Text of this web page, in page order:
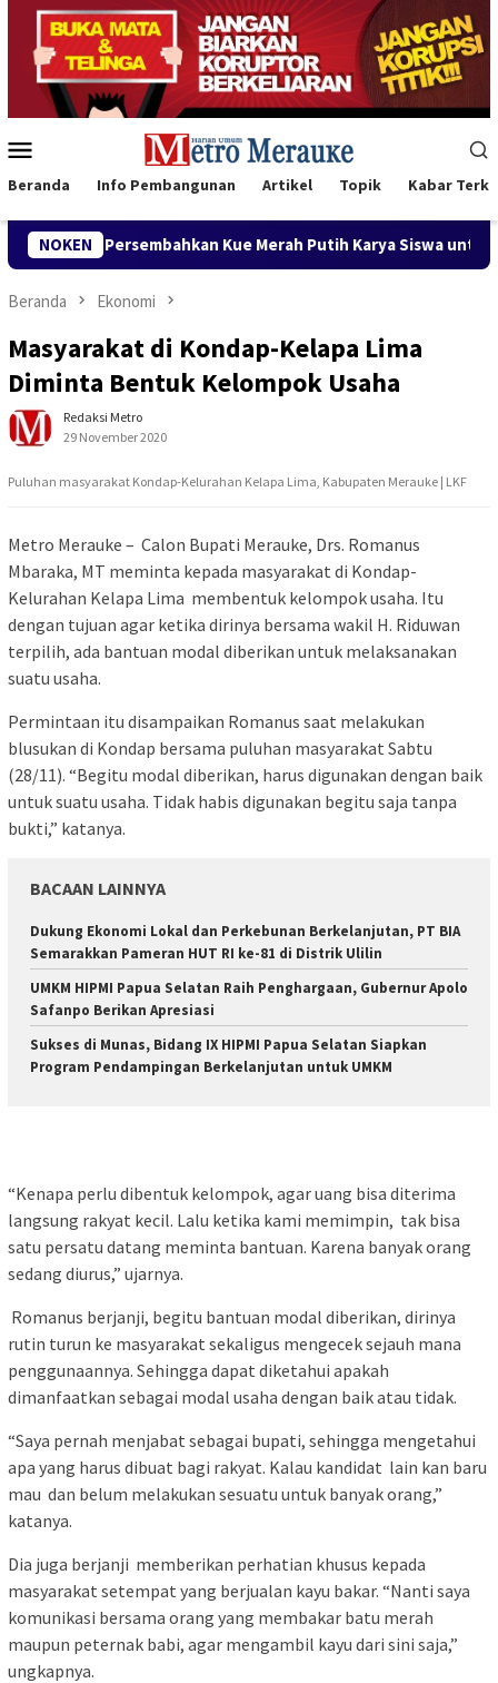
Loncat
konten
Mobile
Beranda Info Pembangunan Artikel Topik Kabar
NOKEN
Kue Merah Putih Karya Siswa untuk Wabup Fauzun Nihayah
Beranda Ekonomi
Masyarakat di Kondap-Kelapa Lima
Diminta Bentuk Kelompok Usaha
Redaksi Metro
29 November 2020
Puluhan masyarakat Kondap-Kelurahan Kelapa Lima, Kabupaten Merauke | LKF
Metro Merauke – Calon Bupati Merauke, Drs. Romanus
Mbaraka, MT meminta kepada masyarakat di Kondap-
Kelurahan Kelapa Lima membentuk kelompok usaha. Itu
dengan tujuan agar ketika dirinya bersama wakil H. Riduwan
terpilih, ada bantuan modal diberikan untuk melaksanakan
suatu usaha.
Permintaan itu disampaikan Romanus saat melakukan
blusukan di Kondap bersama puluhan masyarakat Sabtu
(28/11). “Begitu modal diberikan, harus digunakan dengan baik
untuk suatu usaha. Tidak habis digunakan begitu saja tanpa
bukti,” katanya.
BACAAN LAINNYA
Dukung Ekonomi Lokal dan Perkebunan Berkelanjutan, PT BIA
Semarakkan Pameran HUT RI ke-81 di Distrik Ulilin
UMKM HIPMI Papua Selatan Raih Penghargaan, Gubernur Apolo
Safanpo Berikan Apresiasi
Sukses di Munas, Bidang IX HIPMI Papua Selatan Siapkan
Program Pendampingan Berkelanjutan untuk UMKM
“Kenapa perlu dibentuk kelompok, agar uang bisa diterima
langsung rakyat kecil. Lalu ketika kami memimpin, tak bisa
satu persatu datang meminta bantuan. Karena banyak orang
sedang diurus,” ujarnya.
Romanus berjanji, begitu bantuan modal diberikan, dirinya
rutin turun ke masyarakat sekaligus mengecek sejauh mana
penggunaannya. Sehingga dapat diketahui apakah
dimanfaatkan sebagai modal usaha dengan baik atau tidak.
“Saya pernah menjabat sebagai bupati, sehingga mengetahui
apa yang harus dibuat bagi rakyat. Kalau kandidat lain kan baru
mau dan belum melakukan sesuatu untuk banyak orang,”
katanya.
Dia juga berjanji memberikan perhatian khusus kepada
masyarakat setempat yang berjualan kayu bakar. “Nanti saya
komunikasi bersama orang yang membakar batu merah
maupun peternak babi, agar mengambil kayu dari sini saja,”
ungkapnya.